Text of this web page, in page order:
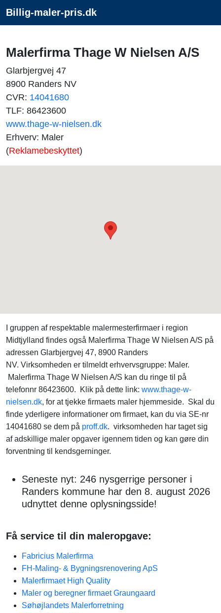
Billig-maler-pris.dk
Malerfirma Thage W Nielsen A/S
Glarbjergvej 47
8900 Randers NV
CVR: 14041680
TLF: 86423600
www.thage-w-nielsen.dk
Erhverv: Maler
(Reklamebeskyttet)
I gruppen af respektable malermesterfirmaer i region
Midtjylland findes også Malerfirma Thage W Nielsen A/S på
adressen Glarbjergvej 47, 8900 Randers
NV. Virksomheden er tilmeldt erhvervsgruppe: Maler.
Malerfirma Thage W Nielsen A/S kan du ringe til på
telefonnr 86423600. Klik på dette link: www.thage-w-
nielsen.dk, for at tjekke firmaets maler hjemmeside. Skal du
finde yderligere informationer om firmaet, kan du via SE-nr
14041680 se dem på proff.dk. virksomheden har taget sig
af adskillige maler opgaver igennem tiden og kan gøre din
forventning til kendsgerninger.
Seneste nyt: 246 nysgerrige personer i
Randers kommune har den 8. august 2026
udnyttet denne oplysningsside!
Få service til din maleropgave:
Fabricius Malerfirma
FH-Maling- & Bygningsrenovering ApS
Malerfirmaet High Quality
Maler og beregner firmaet Graungaard
Søhøjlandets Malerforretning